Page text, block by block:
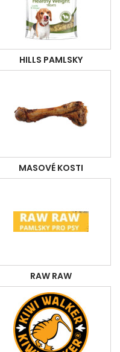
HILLS PAMLSKY
MASOVÉ KOSTI
RAW RAW